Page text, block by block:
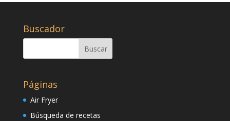
Buscador
Páginas
Air Fryer
Búsqueda de recetas